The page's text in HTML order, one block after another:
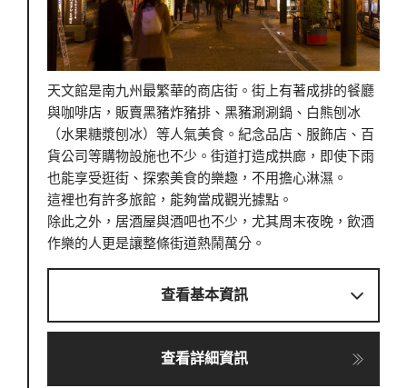
天文館是南九州最繁華的商店街。街上有著成排的餐廳
與咖啡店，販賣黑豬炸豬排、黑豬涮涮鍋、白熊刨冰
（水果糖漿刨冰）等人氣美食。紀念品店、服飾店、百
貨公司等購物設施也不少。街道打造成拱廊，即使下雨
也能享受逛街、探索美食的樂趣，不用擔心淋濕。
這裡也有許多旅館，能夠當成觀光據點。
除此之外，居酒屋與酒吧也不少，尤其周末夜晚，飲酒
作樂的人更是讓整條街道熱鬧萬分。
查看基本資訊
查看詳細資訊